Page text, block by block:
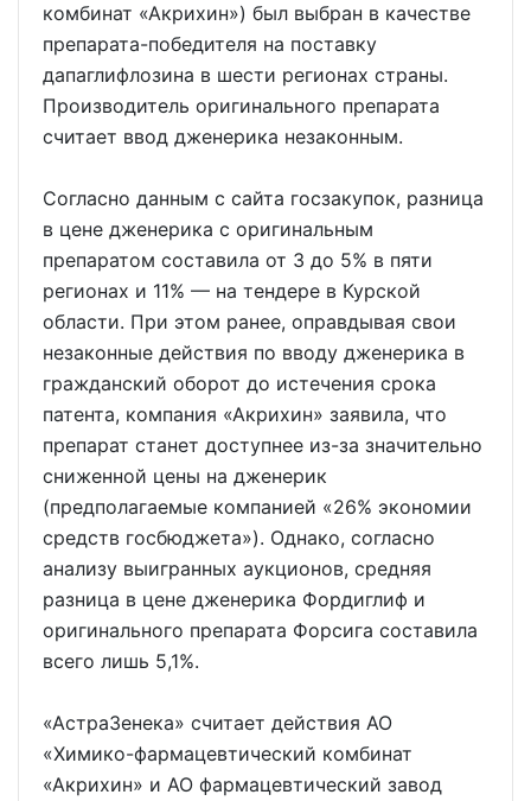
комбинат «Акрихин») был выбран в качестве
препарата-победителя на поставку
дапаглифлозина в шести регионах страны.
Производитель оригинального препарата
считает ввод дженерика незаконным.
Согласно данным с сайта госзакупок, разница
в цене дженерика с оригинальным
препаратом составила от 3 до 5% в пяти
регионах и 11% — на тендере в Курской
области. При этом ранее, оправдывая свои
незаконные действия по вводу дженерика в
гражданский оборот до истечения срока
патента, компания «Акрихин» заявила, что
препарат станет доступнее из-за значительно
сниженной цены на дженерик
(предполагаемые компанией «26% экономии
средств госбюджета»). Однако, согласно
анализу выигранных аукционов, средняя
разница в цене дженерика Фордиглиф и
оригинального препарата Форсига составила
всего лишь 5,1%.
«АстраЗенека» считает действия АО
«Химико-фармацевтический комбинат
«Акрихин» и АО фармацевтический завод